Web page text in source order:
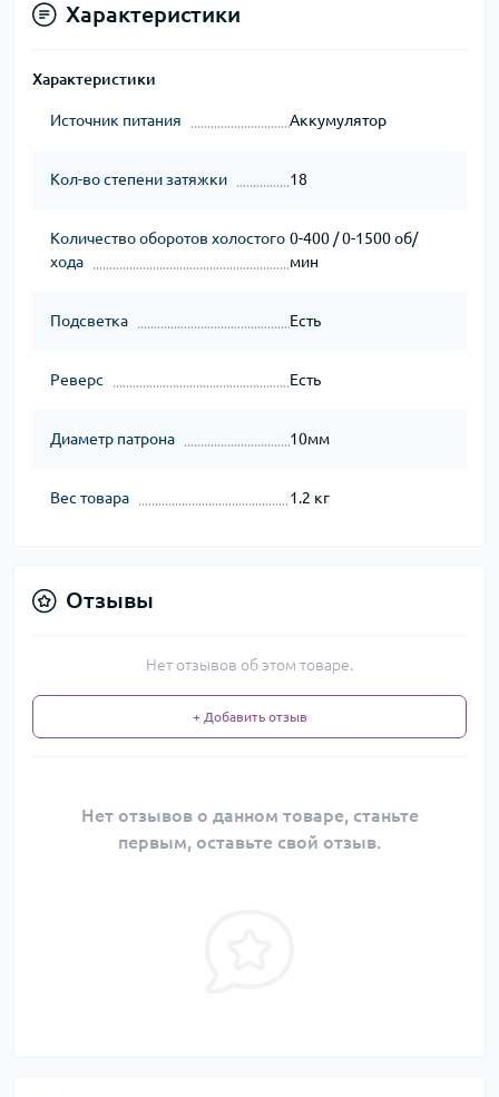
Характеристики
Характеристики
Источник питания Аккумулятор
Кол-во степени затяжки 18
Количество оборотов холостого
хода
0-400 / 0-1500 об/
мин
Подсветка Есть
Реверс Есть
Диаметр патрона 10мм
Вес товара 1.2 кг
Отзывы
Нет отзывов об этом товаре.
+ Добавить отзыв
Нет отзывов о данном товаре, станьте
первым, оставьте свой отзыв.